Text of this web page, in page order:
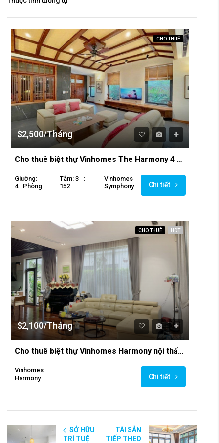
CHO THUÊ
$2,500/Tháng
Cho thuê biệt thự Vinhomes The Harmony 4 phòng ngủ , không gian ấm cúng, thoải mái.
Giường:
4
Phòng
Tắm: 3
:
152
Vinhomes
Symphony
Chi tiết
CHO THUÊ HOT
$2,100/Tháng
Cho thuê biệt thự Vinhomes Harmony nội thất hiện đại
Vinhomes
Harmony
Chi tiết
SỞ HỮU
TRÍ TUỆ
TÀI SẢN
TIẾP THEO